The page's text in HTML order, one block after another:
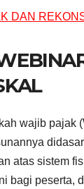
wajib pajak
atas sistem
bagi peserta,